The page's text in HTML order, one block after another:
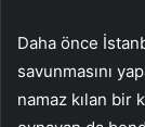
Daha önce
savunmasını
namaz kılan bir